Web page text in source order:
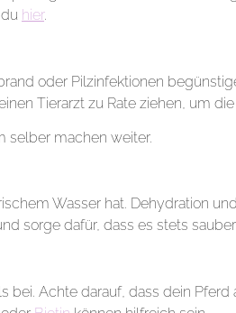
hier.
oder Pilzinfektionen
Tierarzt zu Rate ziehen, um
selber machen weiter.
Wasser hat. Dehydration
sorge dafür, dass es stets
Achte darauf, dass dein